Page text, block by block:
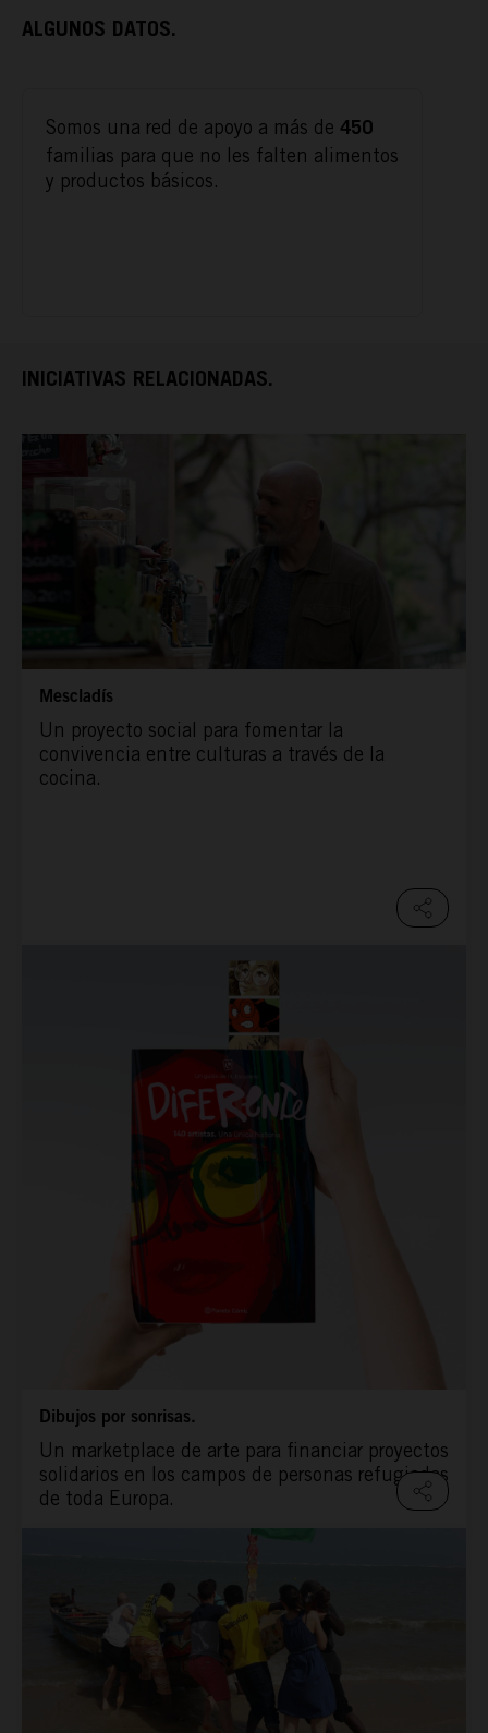
ACTÚA
ESPAÑA RURAL
CONÓCENOS
ALGUNOS DATOS.
Somos una red de apoyo a más de 450
familias para que no les falten alimentos
y productos básicos.
INICIATIVAS RELACIONADAS.
Mescladís
Un proyecto social para fomentar la
convivencia entre culturas a través de la
cocina.
Dibujos por sonrisas.
Un marketplace de arte para financiar proyectos
solidarios en los campos de personas refugiadas
de toda Europa.